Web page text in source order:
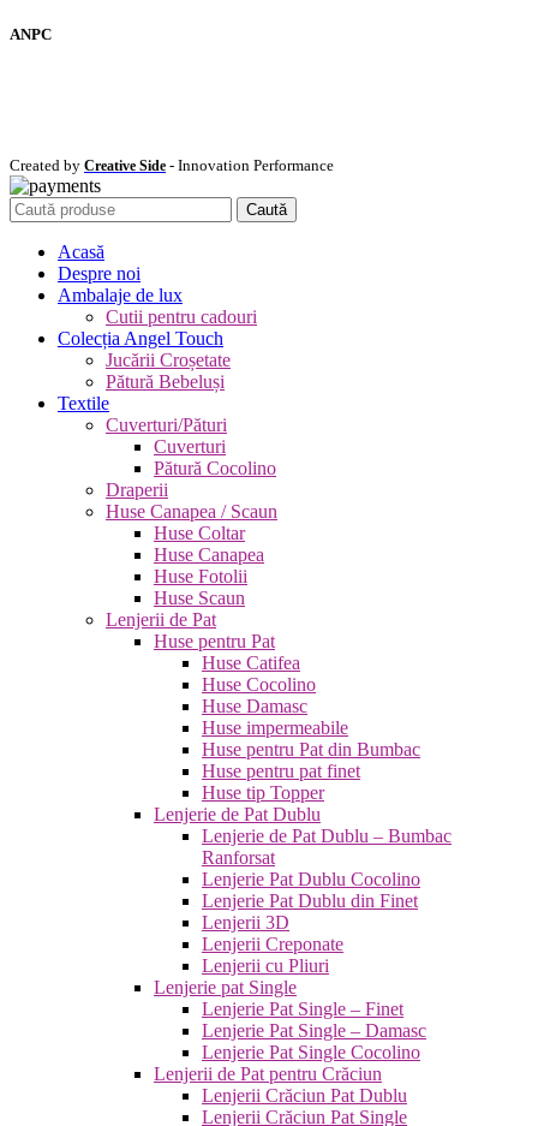
ANPC
Created by Creative Side - Innovation Performance
Caută
Acasă
Despre noi
Ambalaje de lux
Cutii pentru cadouri
Colecția Angel Touch
Jucării Croșetate
Pătură Bebeluși
Textile
Cuverturi/Pături
Cuverturi
Pătură Cocolino
Draperii
Huse Canapea / Scaun
Huse Coltar
Huse Canapea
Huse Fotolii
Huse Scaun
Lenjerii de Pat
Huse pentru Pat
Huse Catifea
Huse Cocolino
Huse Damasc
Huse impermeabile
Huse pentru Pat din Bumbac
Huse pentru pat finet
Huse tip Topper
Lenjerie de Pat Dublu
Lenjerie de Pat Dublu – Bumbac
Ranforsat
Lenjerie Pat Dublu Cocolino
Lenjerie Pat Dublu din Finet
Lenjerii 3D
Lenjerii Creponate
Lenjerii cu Pliuri
Lenjerie pat Single
Lenjerie Pat Single – Finet
Lenjerie Pat Single – Damasc
Lenjerie Pat Single Cocolino
Lenjerii de Pat pentru Crăciun
Lenjerii Crăciun Pat Dublu
Lenjerii Crăciun Pat Single